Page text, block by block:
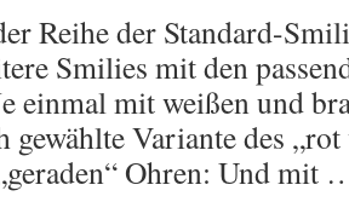
Reihe der Standard-
Smilies mit den
einmal mit weißen und
gewählte Variante des
Ohren: Und mit